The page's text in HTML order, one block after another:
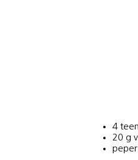
4
20 g